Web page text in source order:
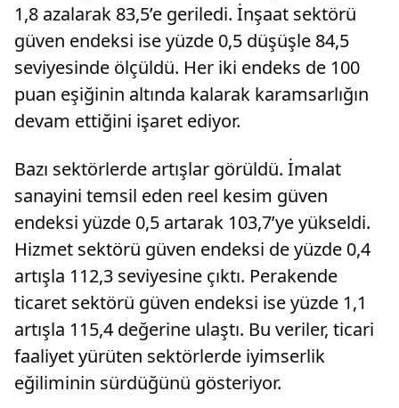
1,8 azalarak 83,5’e geriledi. İnşaat sektörü
güven endeksi ise yüzde 0,5 düşüşle 84,5
seviyesinde ölçüldü. Her iki endeks de 100
puan eşiğinin altında kalarak karamsarlığın
devam ettiğini işaret ediyor.
Bazı sektörlerde artışlar görüldü. İmalat
sanayini temsil eden reel kesim güven
endeksi yüzde 0,5 artarak 103,7’ye yükseldi.
Hizmet sektörü güven endeksi de yüzde 0,4
artışla 112,3 seviyesine çıktı. Perakende
ticaret sektörü güven endeksi ise yüzde 1,1
artışla 115,4 değerine ulaştı. Bu veriler, ticari
faaliyet yürüten sektörlerde iyimserlik
eğiliminin sürdüğünü gösteriyor.